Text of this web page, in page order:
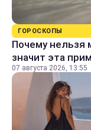
ГОРОСКОПЫ
Почему нельзя
значит эта
07 августа 2026, 13:55